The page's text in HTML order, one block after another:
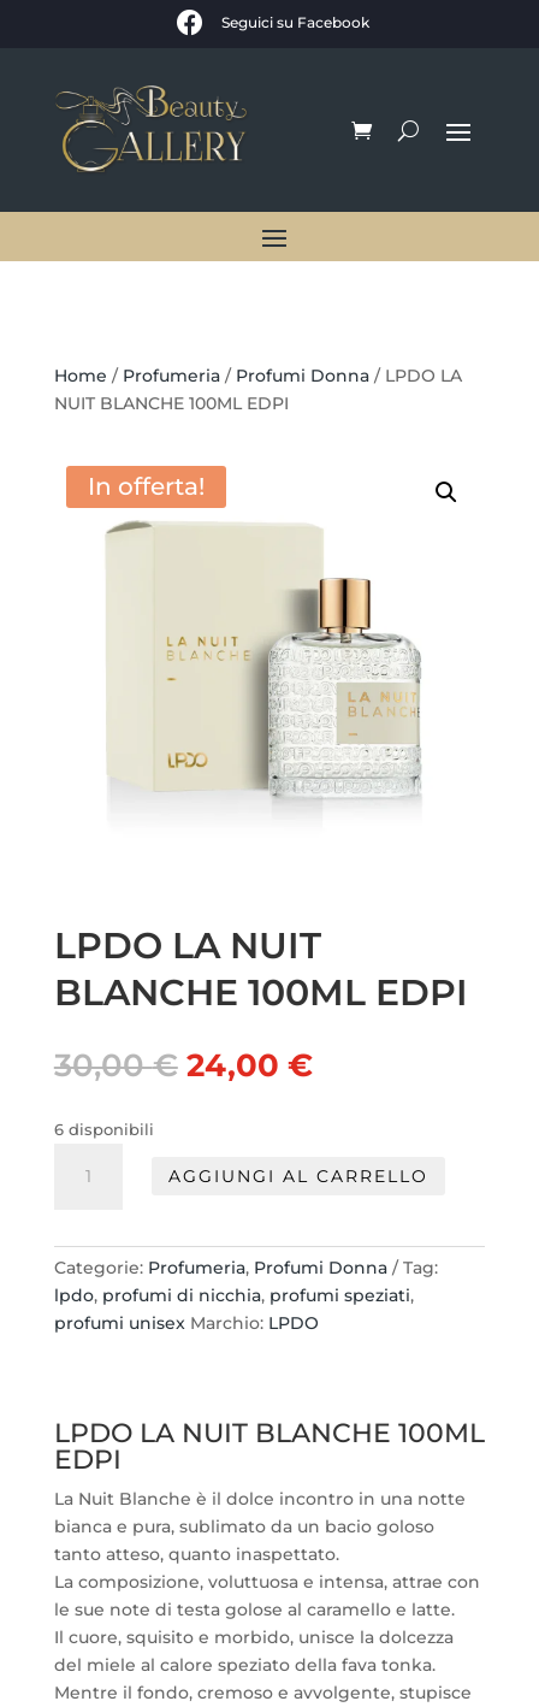
 Seguici su Facebook
Home / Profumeria/ Profumi Donna/ LPDO LA
NUIT BLANCHE 100ML EDPI
In offerta!
LPDO LA NUIT
BLANCHE 100ML EDPI
30,00€ Il
prezzo
30,00 €.
24,00 €Il
24,00 €.
6 disponibili
100ML
EDPI
quantità
AGGIUNGI AL CARRELLO
Categorie: Profumeria, Profumi Donna
Tag:
lpdo, profumi di nicchia, profumi speziati,
profumi unisex Marchio: LPDO
LPDO LA NUIT BLANCHE 100ML
EDPI
La Nuit Blanche è il dolce incontro in una notte
bianca e pura, sublimato da un bacio goloso
tanto atteso, quanto inaspettato.
La composizione, voluttuosa e intensa, attrae con
le sue note di testa golose al caramello e latte.
Il cuore, squisito e morbido, unisce la dolcezza
del miele al calore speziato della fava tonka.
Mentre il fondo, cremoso e avvolgente, stupisce